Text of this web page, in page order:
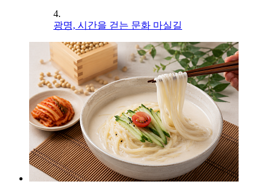
4.
광명, 시간을 걷는 문화 마실길